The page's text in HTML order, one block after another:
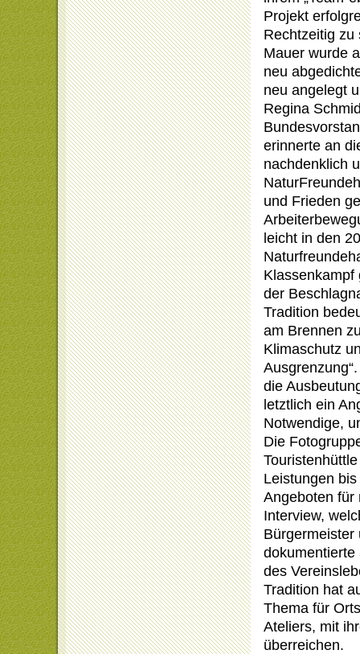
Projekt
Rechtzeitig zu
Mauer wurde
neu
neu angelegt
Regina
erinnerte an
nachdenklich
und Frieden
leicht in den
Klassenkampf
der
Tradition
am Brennen
Klimaschutz
die
letztlich ein
Notwendige,
Die
Leistungen
Angeboten für
Interview,
Bürgermeister
dokumentierte
des
Tradition hat
Thema für
Ateliers, mit
überreichen.